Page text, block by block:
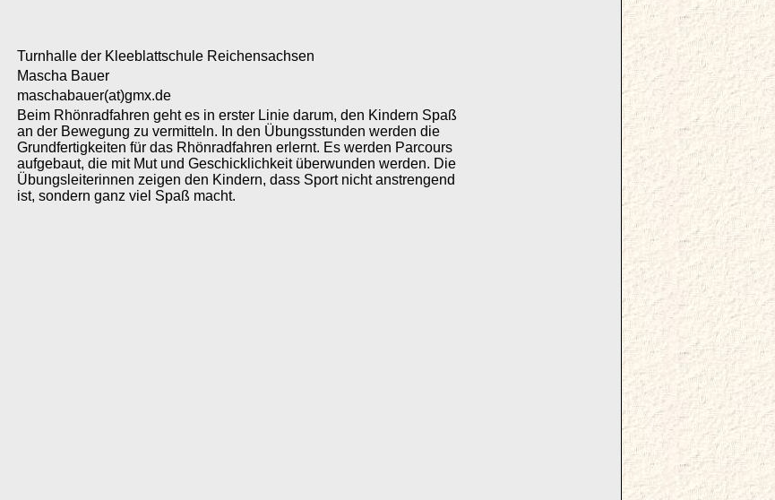
Turnhalle der Kleeblattschule Reichensachsen
Mascha Bauer
maschabauer(at)gmx.de
Beim Rhönradfahren geht es in erster Linie darum, den Kindern Spaß
an der Bewegung zu vermitteln. In den Übungsstunden werden die
Grundfertigkeiten für das Rhönradfahren erlernt. Es werden Parcours
aufgebaut, die mit Mut und Geschicklichkeit überwunden werden. Die
Übungsleiterinnen zeigen den Kindern, dass Sport nicht anstrengend
ist, sondern ganz viel Spaß macht.